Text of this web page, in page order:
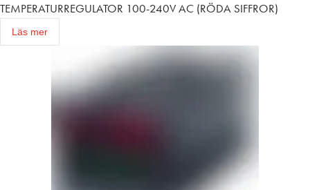
TEMPERATURREGULATOR 100-240V AC (RÖDA SIFFROR)
Läs mer